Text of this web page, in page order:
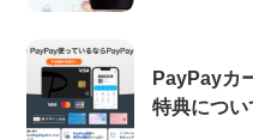
PayPayカ
特典につ